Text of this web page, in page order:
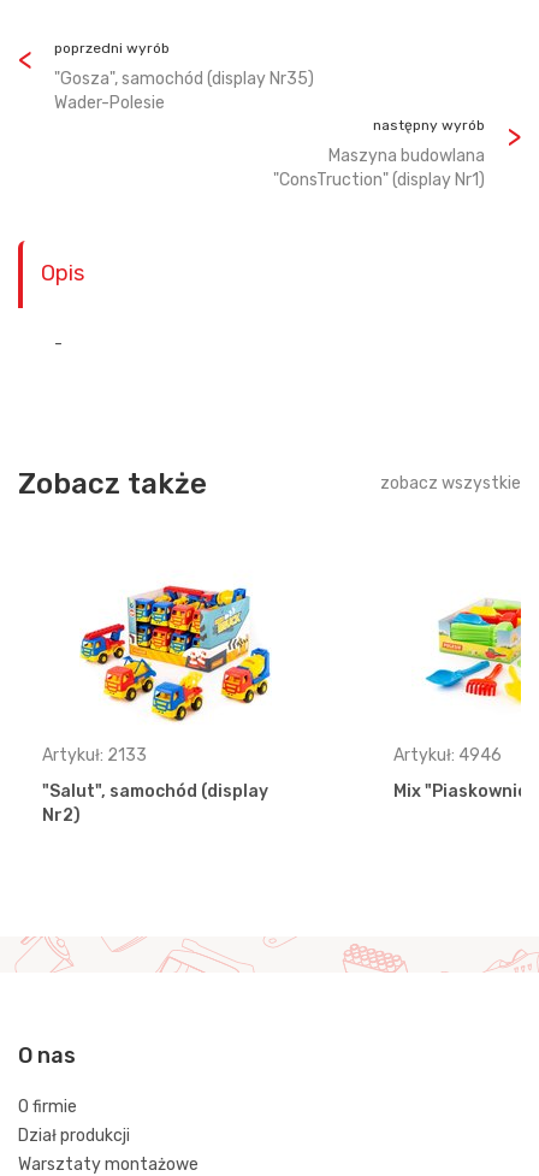
poprzedni wyrób
"Gosza", samochód (display Nr35)
Wader-Polesie
następny wyrób
Maszyna budowlana
"ConsTruction" (display Nr1)
Opis
-
Zobacz także zobacz wszystkie
Artykuł: 2133
"Salut", samochód (display
Nr2)
Artykuł: 4946
Mix
O nas
O firmie
Dział produkcji
Warsztaty montażowe